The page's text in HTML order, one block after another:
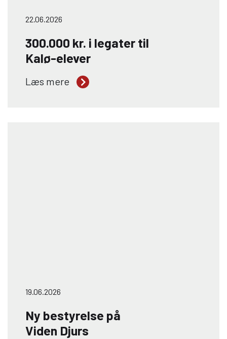
22.06.2026
300.000 kr. i legater til
Kalø-elever
Tre engagerede elever fra Kalø
Økologisk Landbrugsskole er blevet
Læs mere
19.06.2026
Ny bestyrelse på
Viden Djurs